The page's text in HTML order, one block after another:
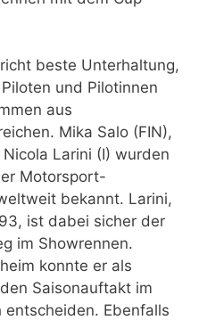
beste Unterhaltung,
und Pilotinnen
aus
Mika Salo (FIN),
Larini (I) wurden
Motorsport-
bekannt. Larini,
ist dabei sicher der
im Showrennen.
konnte er als
Saisonauftakt im
entscheiden. Ebenfalls